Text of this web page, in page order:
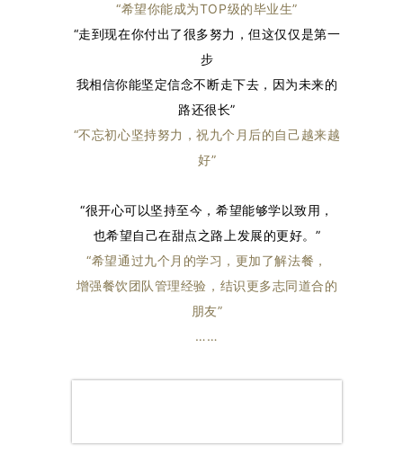
“希望你能成为TOP级的毕业生”
“走到现在你付出了很多努力，但这仅仅是第一
步
我相信你能坚定信念不断走下去，因为未来的
路还很长”
“不忘初心坚持努力，祝九个月后的自己越来越
好”
“很开心可以坚持至今，希望能够学以致用，
也希望自己在甜点之路上发展的更好。”
“希望通过九个月的学习，更加了解法餐，
增强餐饮团队管理经验，结识更多志同道合的
朋友”
……